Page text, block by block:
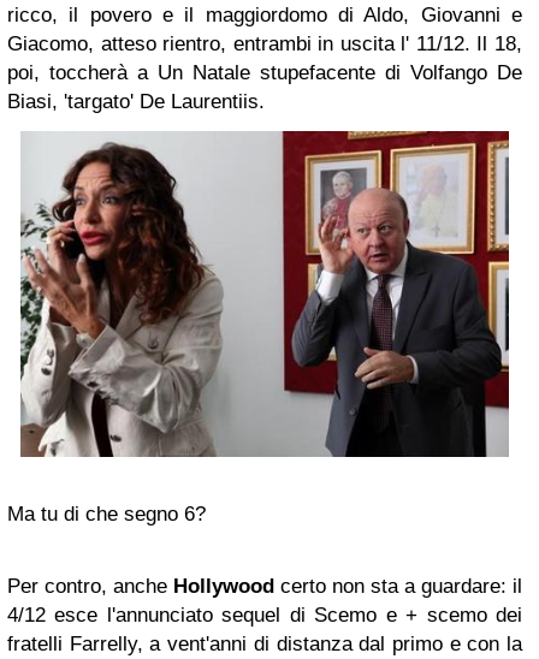
ricco, il povero e il maggiordomo diAldo, Giovanni e
Giacomo, atteso rientro, entrambi in uscita l' 11/12. Il 18,
poi, toccherà a Un Natale stupefacente di Volfango De
Biasi, 'targato' De Laurentiis.
Ma tu di che segno 6?
Per contro, anche Hollywood certo non sta a guardare: il
4/12 esce l'annunciato sequel di Scemo e + scemodei
fratelli Farrelly, a vent'anni di distanza dal primo e con la